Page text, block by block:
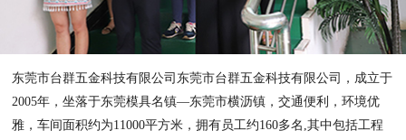
东莞市台群五金科技有限公司东莞市台群五金科技有限公司，成立于
2005年，坐落于东莞模具名镇—东莞市横沥镇，交通便利，环境优
雅，车间面积约为11000平方米，拥有员工约160多名,其中包括工程